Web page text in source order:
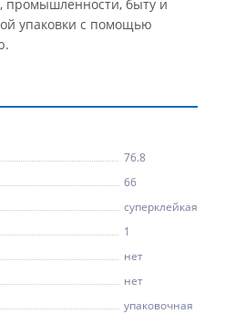
промышленности, быту и
упаковки с помощью
76.8
66
суперклейкая
1
нет
нет
упаковочная